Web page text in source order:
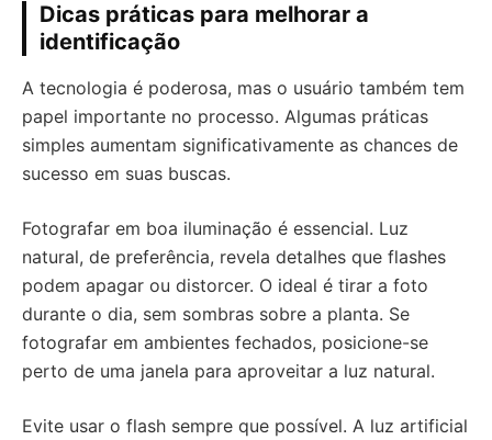
Dicas práticas para melhorar a
identificação
A tecnologia é poderosa, mas o usuário também tem
papel importante no processo. Algumas práticas
simples aumentam significativamente as chances de
sucesso em suas buscas.
Fotografar em boa iluminação é essencial. Luz
natural, de preferência, revela detalhes que flashes
podem apagar ou distorcer. O ideal é tirar a foto
durante o dia, sem sombras sobre a planta. Se
fotografar em ambientes fechados, posicione-se
perto de uma janela para aproveitar a luz natural.
Evite usar o flash sempre que possível. A luz artificial